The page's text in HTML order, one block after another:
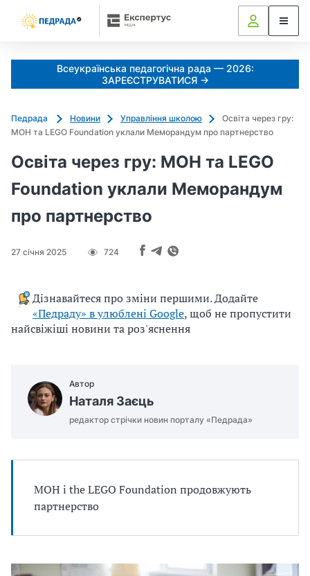
Всеукраїнська педагогічна рада — 2026:
ЗАРЕЄСТРУВАТИСЯ →
Педрада Новини Управління школою
Освіта через гру:
МОН та LEGO Foundation уклали Меморандум про партнерство
Освіта через гру: МОН та LEGO
Foundation уклали Меморандум
про партнерство
27 січня 2025 724
Дізнавайтеся про зміни першими. Додайте
«Педраду» в улюблені Google, щоб не пропустити
найсвіжіші новини та роз'яснення
Автор
Наталя Заєць
редактор стрічки новин порталу «Педрада»
МОН і the LEGO Foundation продовжують
партнерство